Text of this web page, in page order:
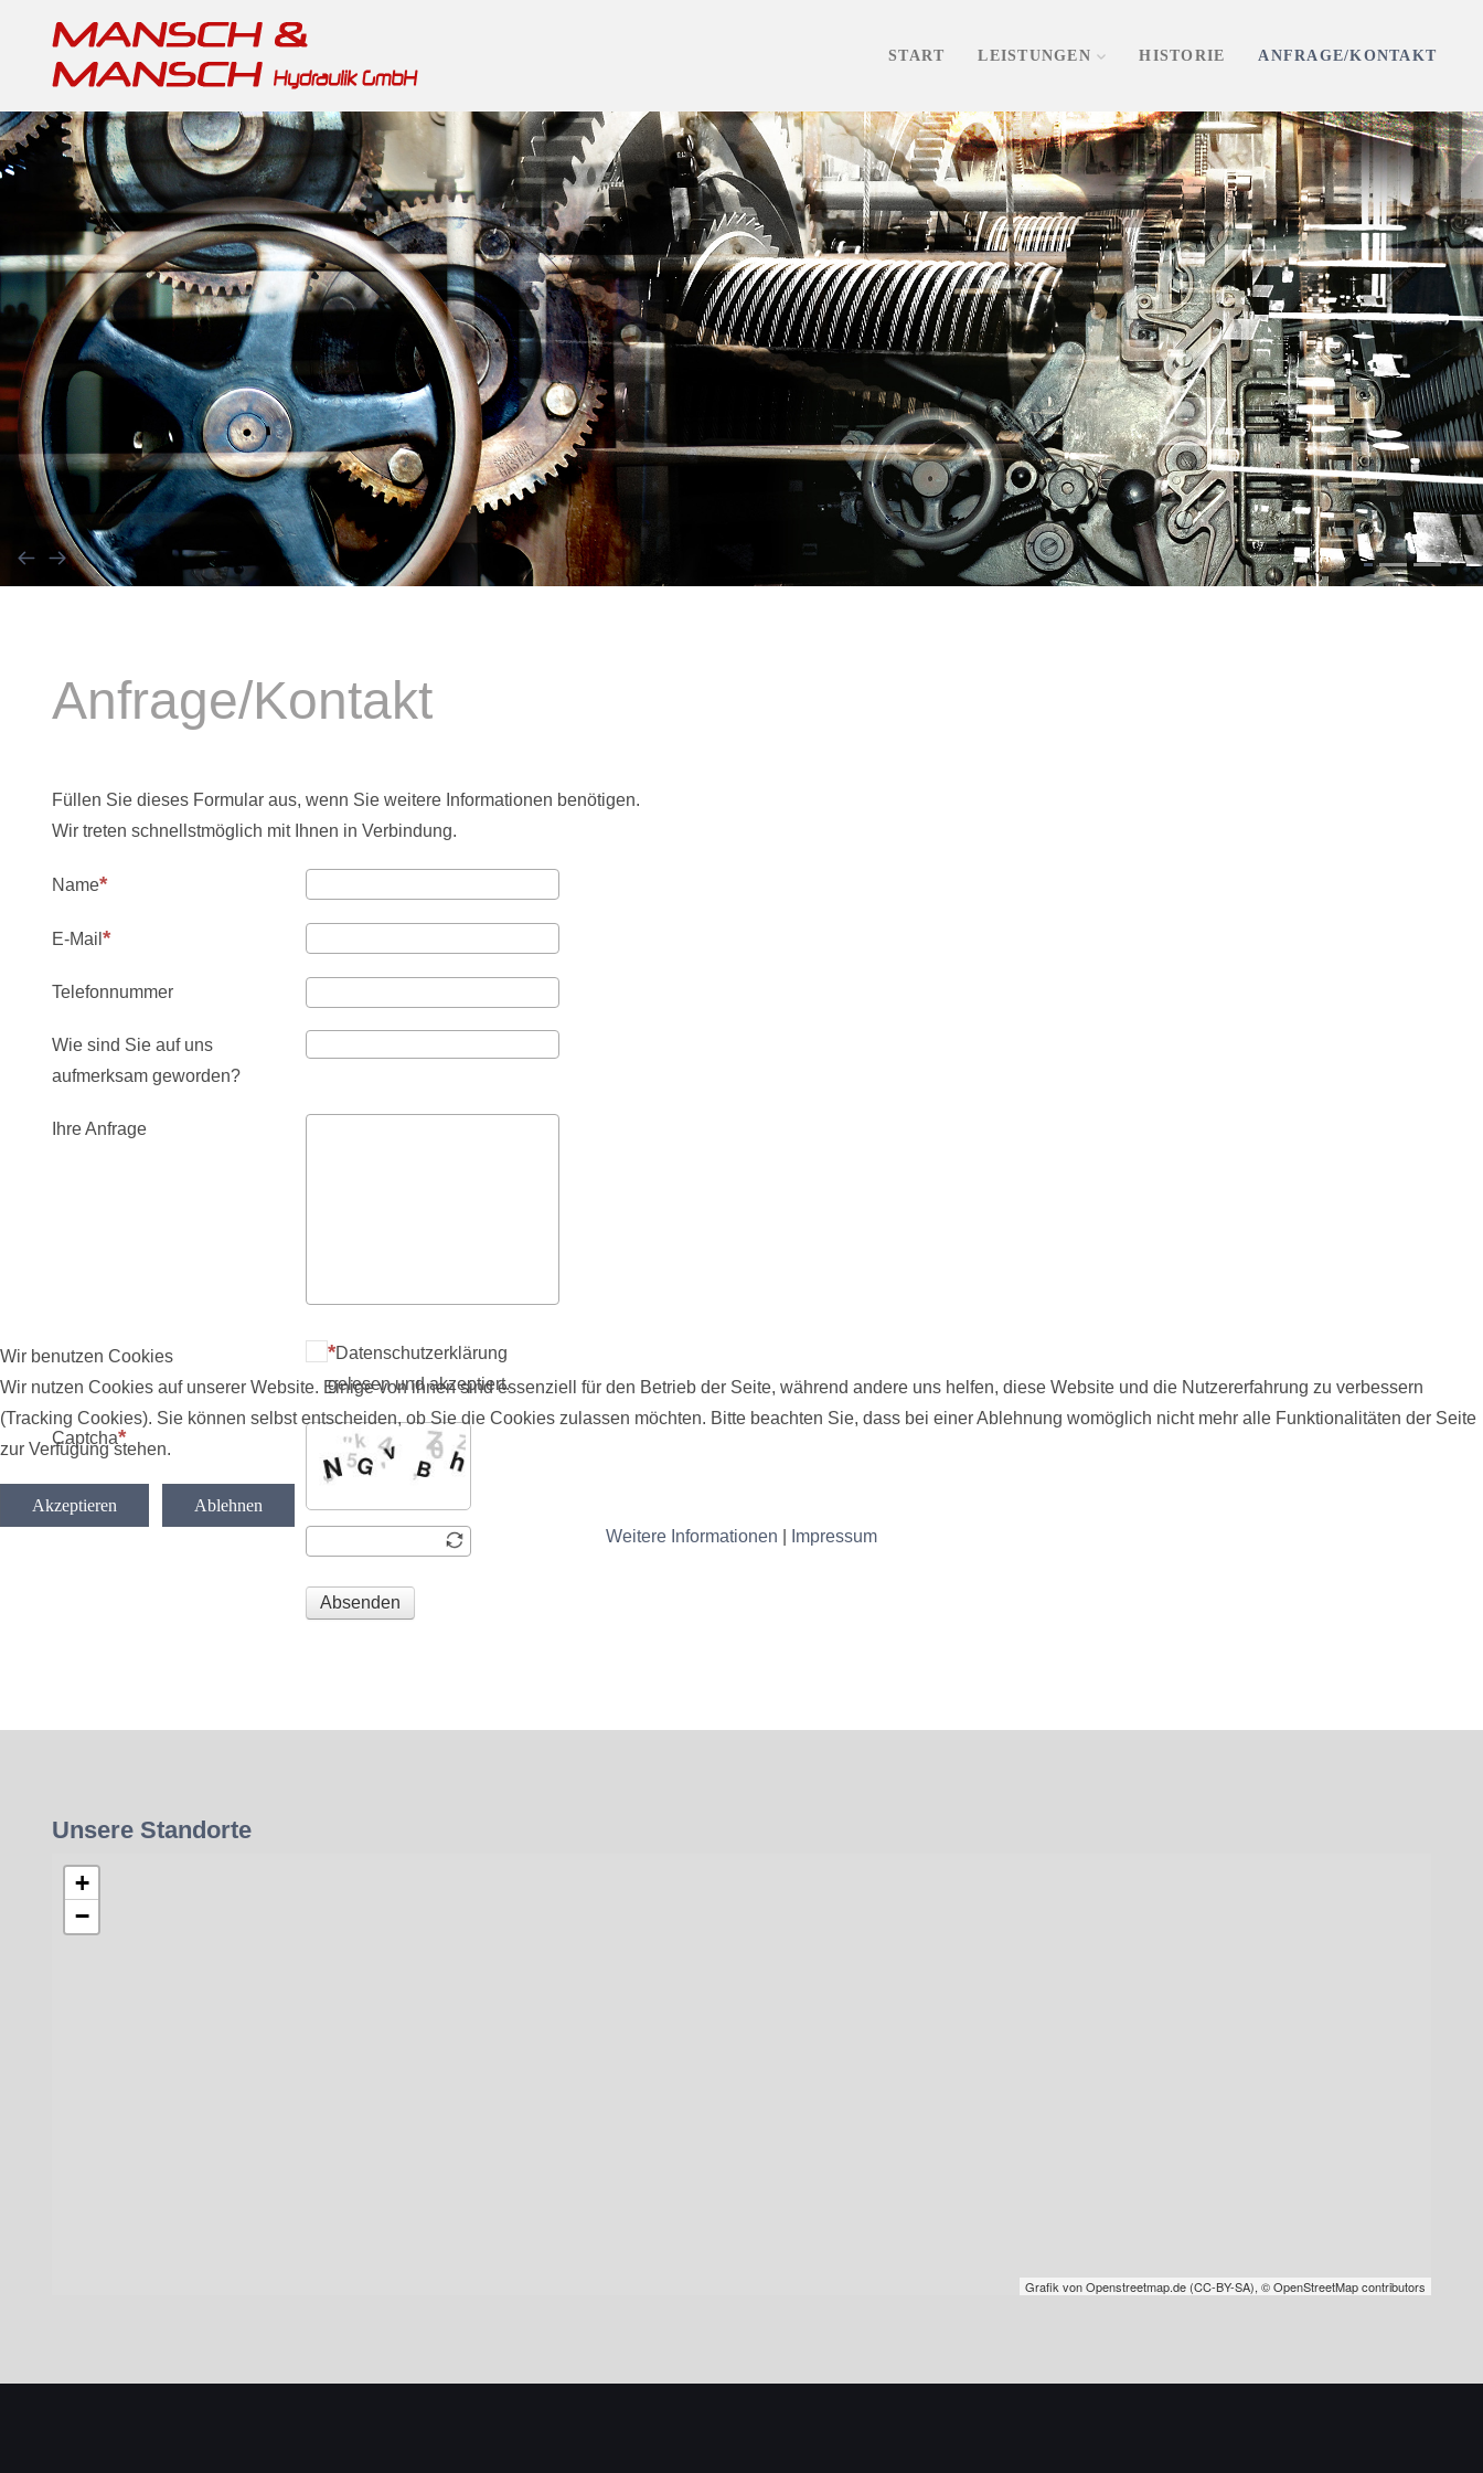
START LEISTUNGEN HISTORIE ANFRAGE/KONTAKT
Anfrage/Kontakt
Füllen Sie dieses Formular aus, wenn Sie weitere Informationen benötigen.
Wir treten schnellstmöglich mit Ihnen in Verbindung.
Name
E-Mail
Telefonnummer
Wie sind Sie auf uns
aufmerksam geworden?
Ihre Anfrage
Datenschutzerklärung
gelesen und akzeptiert.
Captcha
Absenden
Unsere Standorte
+
−
Grafik vonOpenstreetmap.de (CC-BY-SA), © OpenStreetMap contributors
Wir benutzen Cookies
Wir nutzen Cookies auf unserer Website. Einige von ihnen sind essenziell für den Betrieb der Seite, während andere uns helfen, diese Website und die Nutzererfahrung zu verbessern
(Tracking Cookies). Sie können selbst entscheiden, ob Sie die Cookies zulassen möchten. Bitte beachten Sie, dass bei einer Ablehnung womöglich nicht mehr alle Funktionalitäten der Seite
zur Verfügung stehen.
Akzeptieren
Ablehnen
Weitere Informationen
Impressum
Reparatur, Service & Ersatzteile
Mikrosa-Kronos-Reihe
Fahrerlose Transportsysteme